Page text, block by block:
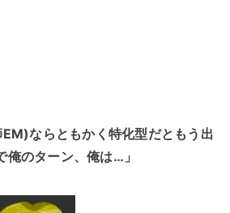
EM)ならともかく特化型だともう出
のターン、俺は…」